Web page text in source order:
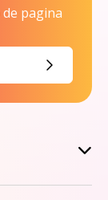
pagina